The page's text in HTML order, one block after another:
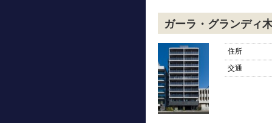
ガーラ・グランディ
住所
交通